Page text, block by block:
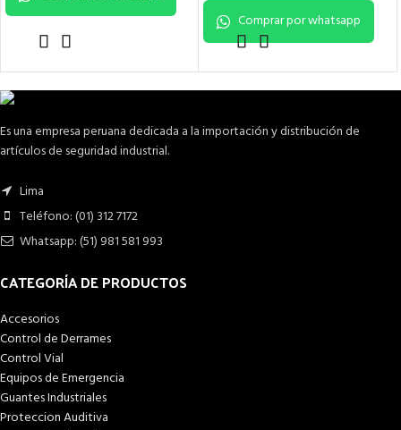
Comprar por whatsapp
Es una empresa peruana dedicada a la importación y distribución de
artículos de seguridad industrial.
Lima
Teléfono: (01) 312 7172
Whatsapp: (51) 981 581 993
CATEGORÍA DE PRODUCTOS
Accesorios
Control de Derrames
Control Vial
Equipos de Emergencia
Guantes Industriales
Proteccion Auditiva